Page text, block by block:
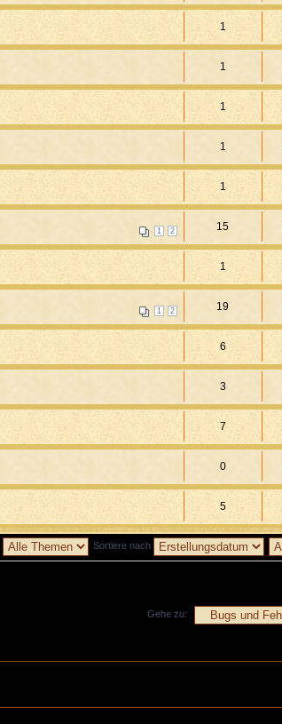
1
1
1
1
1
1 2 15
1
1 2 19
6
3
7
0
5
Sortiere nach
Gehe zu: